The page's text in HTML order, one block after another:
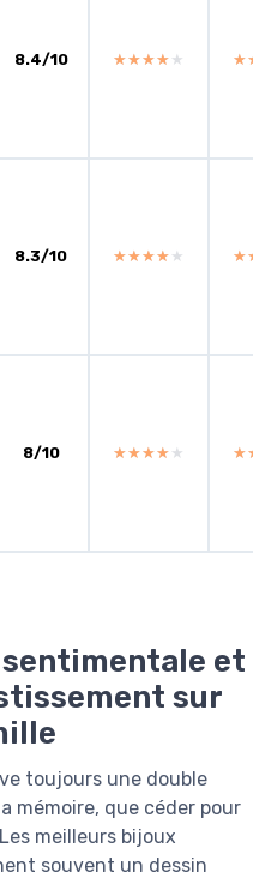
8.4/10 ★★★★★
★★★★★
8.3/10 ★★★★★
★★★★★
8/10 ★★★★★
★★★★★
et
sur
toujours une double
mémoire, que céder pour
meilleurs bijoux
souvent un dessin